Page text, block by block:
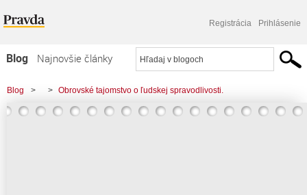
Registrácia Prihlásenie
Blog
Najnovšie články
Najčítanejšie články
Najkomentovanejšie články
Blog > > Obrovské tajomstvo o ľudskej spravodlivosti.